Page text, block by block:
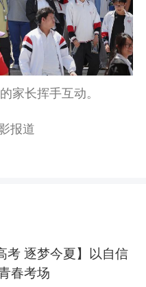
家长挥手互动。
报道
考 逐梦今夏】以自信
春考场